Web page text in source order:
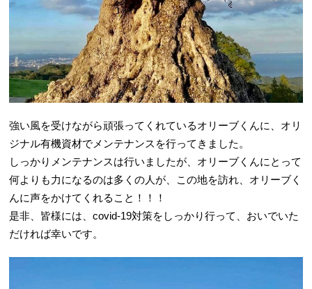
強い風を受けながら頑張ってくれているオリーブくんに、オリ
ジナル有機資材でメンテナンスを行ってきました。
しっかりメンテナンスは行いましたが、オリーブくんにとって
何よりも力になるのは多くの人が、この地を訪れ、オリーブく
んに声をかけてくれること！！！
是非、皆様には、covid-19対策をしっかり行って、おいでいた
だければ幸いです。